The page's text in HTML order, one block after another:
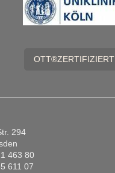
OTT®ZERTIFIZIERT
294
463 80
611 07